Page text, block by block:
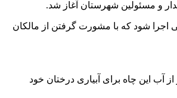
طرح و نماینده شرکت آکسون و کیان پرتو گستر در این آئین اظهار کرد: در اجرای این پروژه ابتدا قرار بود با ظرفیت ۷۲ کیلوواتی اجرا شود که با مشورت گرفتن از مالکان
در شمال شهر صفائیه از تواب بخش فردوس نیز اظهار کرد: در این چاه تلمبه ۱۳۰ نفر مالک هستند و از آب این چاه برای آبیاری درختان خود